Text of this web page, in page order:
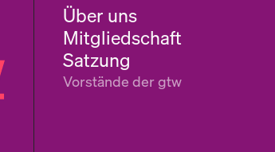
Über uns
Mitgliedschaft
Satzung
Vorstände der gtw